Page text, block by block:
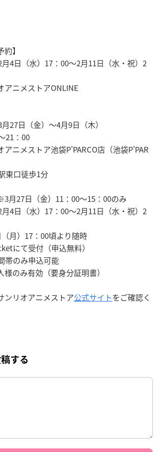
】
4日（水）17：00～2月11日（水・祝）2
アニメストアONLINE
27日（金）～4月9日（木）
21：00
ニメストア池袋P’PARCO店（池袋P’PAR
東口徒歩1分
月27日（金）11：00～15：00のみ
4日（水）17：00～2月11日（水・祝）2
月）17：00頃より随時
にて受付（申込無料）
帯のみ申込可能
のみ有効（要身分証明書）
ンリオアニメストア公式サイトをご確認く
する